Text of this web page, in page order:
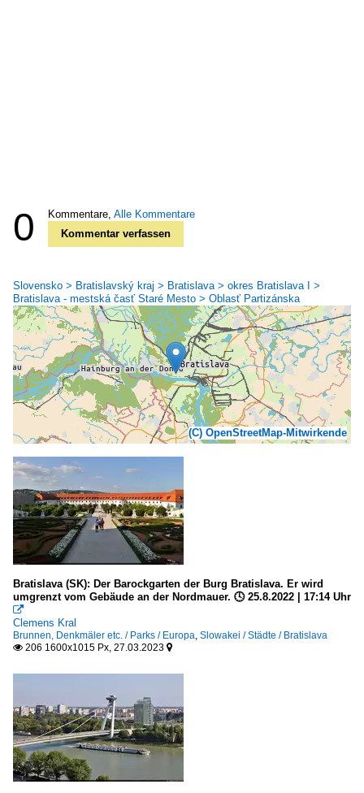
0 Kommentare, Alle Kommentare
Kommentar verfassen
Slovensko > Bratislavský kraj > Bratislava > okres Bratislava I >
Bratislava - mestská časť Staré Mesto > Oblasť Partizánska
(C) OpenStreetMap-Mitwirkende
Bratislava (SK): Der Barockgarten der Burg Bratislava. Er wird
umgrenzt vom Gebäude an der Nordmauer. 🕓 25.8.2022 | 17:14 Uhr

Clemens Kral
Brunnen, Denkmäler etc. / Parks / Europa Slowakei / Städte / Bratislava
 206 1600x1015 Px, 27.03.2023 